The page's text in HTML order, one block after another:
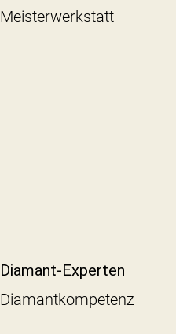
Meisterwerkstatt
Diamant-Experten
Diamantkompetenz